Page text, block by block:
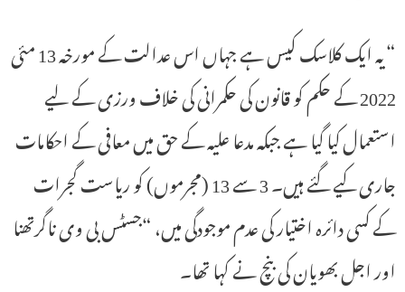
“یہ ایک کلاسک کیس ہے جہاں اس عدالت کے مورخہ 13 مئی
2022 کے حکم کو قانون کی حکمرانی کی خلاف ورزی کے لیے
استعمال کیا گیا ہے جبکہ مدعا علیہ کے حق میں معافی کے احکامات
جاری کیے گئے ہیں۔ 3 سے 13 (مجرموں) کو ریاست گجرات
کے کسی دائرہ اختیار کی عدم موجودگی میں، “جسٹس بی وی ناگرتھنا
اور اجل بھویان کی بنچ نے کہا تھا۔